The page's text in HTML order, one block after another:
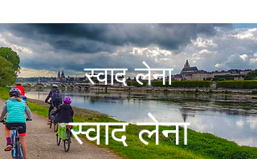
स्वाद लेना
स्वाद लेना